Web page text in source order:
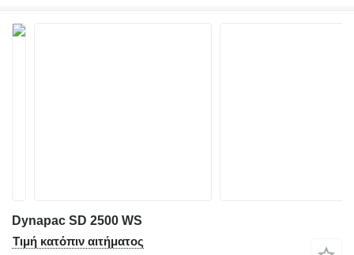
Dynapac SD 2500 WS
Τιμή κατόπιν αιτήματος